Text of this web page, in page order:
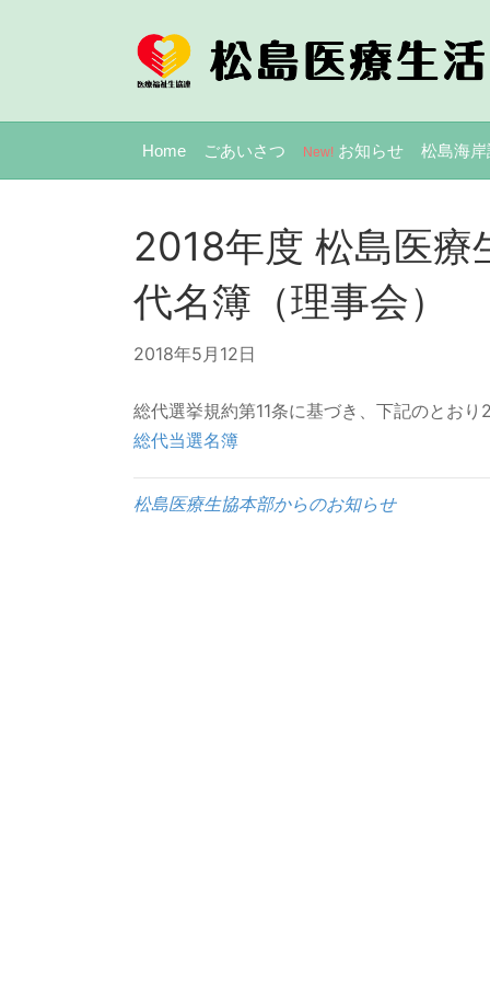
Home ごあいさつ New! お知らせ 松島海
2018年度 松島医
代名簿（理事会）
2018年5月12日
総代選挙規約第11条に基づき、下記のとお
総代当選名簿
松島医療生協本部からのお知らせ